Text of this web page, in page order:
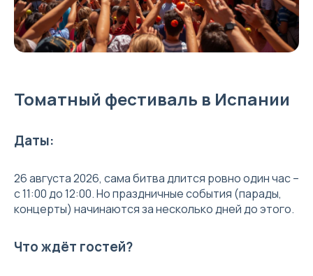
Томатный фестиваль в Испании
Даты:
26 августа 2026, сама битва длится ровно один час –
с 11:00 до 12:00. Но праздничные события (парады,
концерты) начинаются за несколько дней до этого.
Что ждёт гостей?